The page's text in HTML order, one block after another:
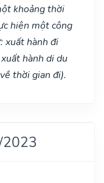
khoảng thời
hiện một công
xuất hành đi
hành di du
thời gian đi).
2023